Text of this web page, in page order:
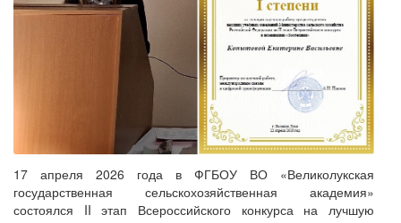
17 апреля 2026 года в ФГБОУ ВО «Великолукская
государственная сельскохозяйственная академия»
состоялся II этап Всероссийского конкурса на лучшую